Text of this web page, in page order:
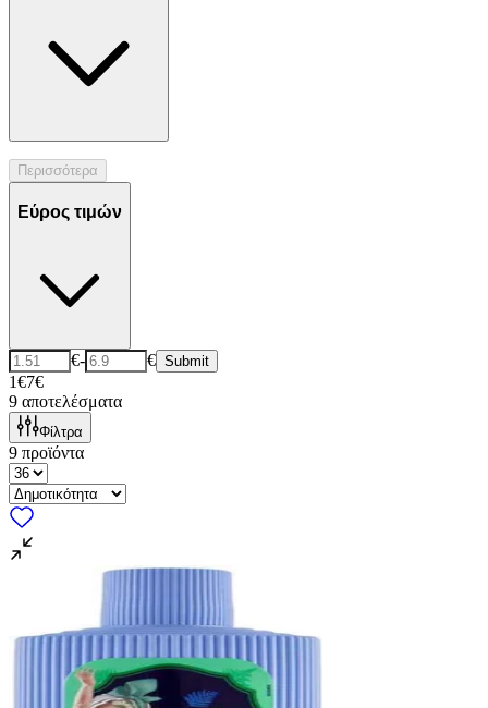
Περισσότερα
Εύρος τιμών
€- € Submit
1€7€
9 αποτελέσματα
Φίλτρα
9 προϊόντα